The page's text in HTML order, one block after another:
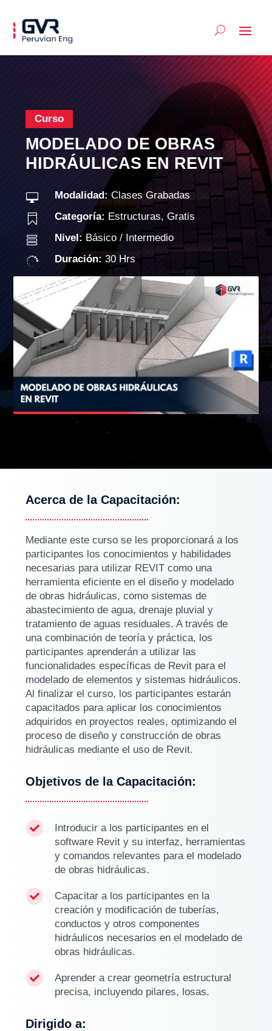
Curso
MODELADO DE OBRAS
HIDRÁULICAS EN REVIT
 Modalidad: Clases Grabadas
 Categoría: Estructuras, Gratis
 Nivel: Básico / Intermedio
 Duración: 30 Hrs
Acerca de la Capacitación:
Mediante este curso se les proporcionará a los
participantes los conocimientos y habilidades
necesarias para utilizar REVIT como una
herramienta eficiente en el diseño y modelado
de obras hidráulicas, como sistemas de
abastecimiento de agua, drenaje pluvial y
tratamiento de aguas residuales. A través de
una combinación de teoría y práctica, los
participantes aprenderán a utilizar las
funcionalidades específicas de Revit para el
modelado de elementos y sistemas hidráulicos.
Al finalizar el curso, los participantes estarán
capacitados para aplicar los conocimientos
adquiridos en proyectos reales, optimizando el
proceso de diseño y construcción de obras
hidráulicas mediante el uso de Revit.
Objetivos de la Capacitación:

Introducir a los participantes en el
software Revit y su interfaz, herramientas
y comandos relevantes para el modelado
de obras hidráulicas.

Capacitar a los participantes en la
creación y modificación de tuberías,
conductos y otros componentes
hidráulicos necesarios en el modelado de
obras hidráulicas.

Aprender a crear geometría estructural
precisa, incluyendo pilares, losas.
Dirigido a: